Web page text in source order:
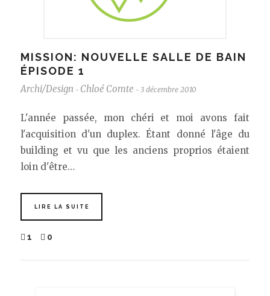
MISSION: NOUVELLE SALLE DE BAIN
ÉPISODE 1
Archi/Design - Chloé Comte - 3 décembre 2010
L'année passée, mon chéri et moi avons fait
l'acquisition d'un duplex. Étant donné l'âge du
building et vu que les anciens proprios étaient
loin d'être…
LIRE LA SUITE
1 0